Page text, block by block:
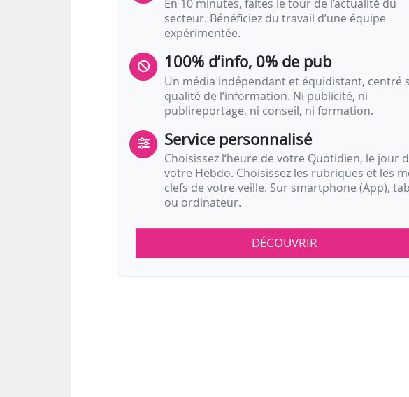
En 10 minutes, faites le tour de l’actualité du
secteur. Bénéficiez du travail d’une équipe
expérimentée.
100% d’info, 0% de pub
Un média indépendant et équidistant, centré
qualité de l’information. Ni publicité, ni
publireportage, ni conseil, ni formation.
Service personnalisé
Choisissez l‘heure de votre Quotidien, le jour
votre Hebdo. Choisissez les rubriques et les
clefs de votre veille. Sur smartphone (App),
ou ordinateur.
DÉCOUVRIR